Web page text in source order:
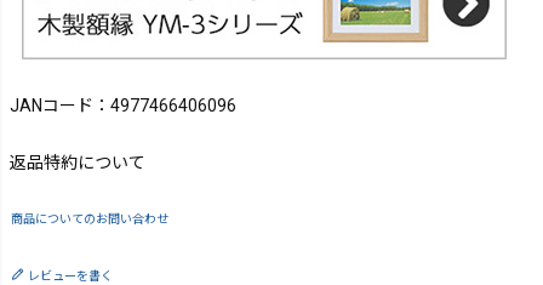
JANコード：4977466406096
返品特約について
商品についてのお問い合わせ
レビューを書く